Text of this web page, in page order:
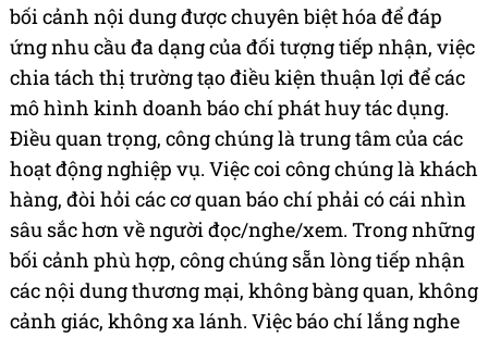
bối cảnh nội dung được chuyên biệt hóa để đáp
ứng nhu cầu đa dạng của đối tượng tiếp nhận, việc
chia tách thị trường tạo điều kiện thuận lợi để các
mô hình kinh doanh báo chí phát huy tác dụng.
Điều quan trọng, công chúng là trung tâm của các
hoạt động nghiệp vụ. Việc coi công chúng là khách
hàng, đòi hỏi các cơ quan báo chí phải có cái nhìn
sâu sắc hơn về người đọc/nghe/xem. Trong những
bối cảnh phù hợp, công chúng sẵn lòng tiếp nhận
các nội dung thương mại, không bàng quan, không
cảnh giác, không xa lánh. Việc báo chí lắng nghe